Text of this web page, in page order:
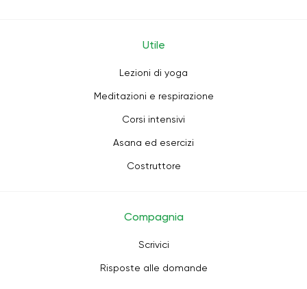
Utile
Lezioni di yoga
Meditazioni e respirazione
Corsi intensivi
Asana ed esercizi
Costruttore
Compagnia
Scrivici
Risposte alle domande